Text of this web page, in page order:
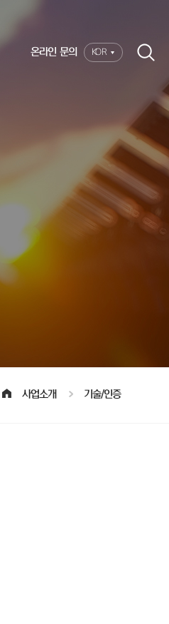
온라인 문의 KOR
사업소개 기술/인증